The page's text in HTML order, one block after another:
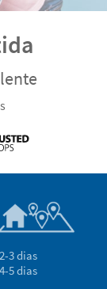
2-3 dias
4-5 dias